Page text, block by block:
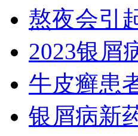
熬夜会引
2023银屑
牛皮癣患
银屑病新